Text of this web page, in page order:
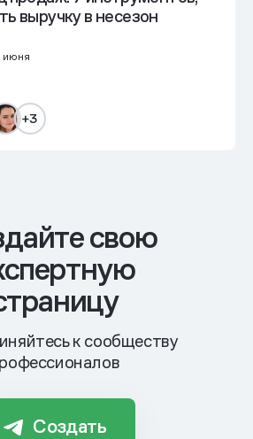
выручку в несезон
июня
+3
свою
к сообществу
Создать